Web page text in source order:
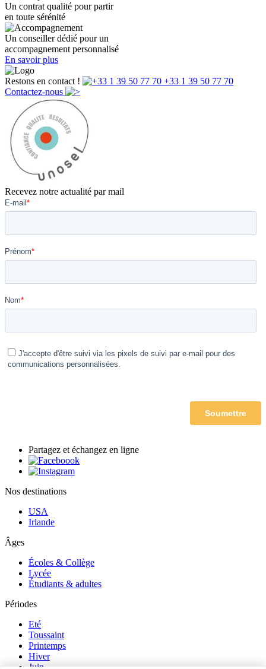
Un contrat qualité pour partir
en toute sérénité
Un conseiller dédié pour un
accompagnement personnalisé
En savoir plus
Restons en contact !
+33 1 39 50 77 70
Contactez-nous
Recevez notre actualité par mail
Partagez et échangez en ligne
Nos destinations
USA
Irlande
Âges
Écoles & Collège
Lycée
Étudiants & adultes
Périodes
Eté
Toussaint
Printemps
Hiver
Juin